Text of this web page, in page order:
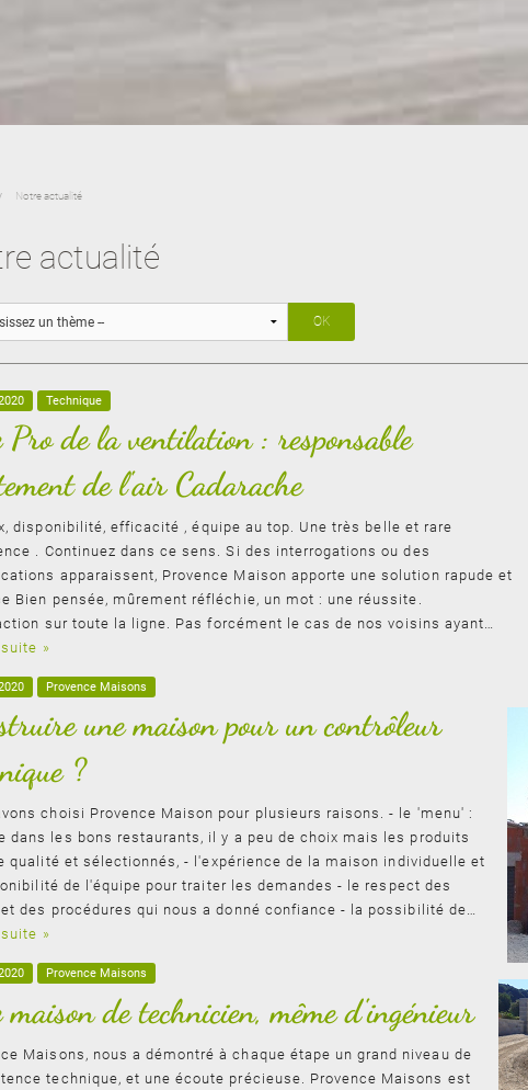
Notre actualité
actualité
Technique
Pro de la ventilation : responsable
de l'air Cadarache
disponibilité, efficacité , équipe au top. Une très belle et rare
. Continuez dans ce sens. Si des interrogations ou des
apparaissent, Provence Maison apporte une solution rapude et
Bien pensée, mûrement réfléchie, un mot : une réussite.
sur toute la ligne. Pas forcément le cas de nos voisins ayant…
»
Provence Maisons
une maison pour un contrôleur
?
choisi Provence Maison pour plusieurs raisons. - le 'menu' :
dans les bons restaurants, il y a peu de choix mais les produits
qualité et sélectionnés, - l'expérience de la maison individuelle et
de l'équipe pour traiter les demandes - le respect des
des procédures qui nous a donné confiance - la possibilité de…
»
Provence Maisons
de technicien, même d'ingénieur
Maisons, nous a démontré à chaque étape un grand niveau de
technique, et une écoute précieuse. Provence Maisons est